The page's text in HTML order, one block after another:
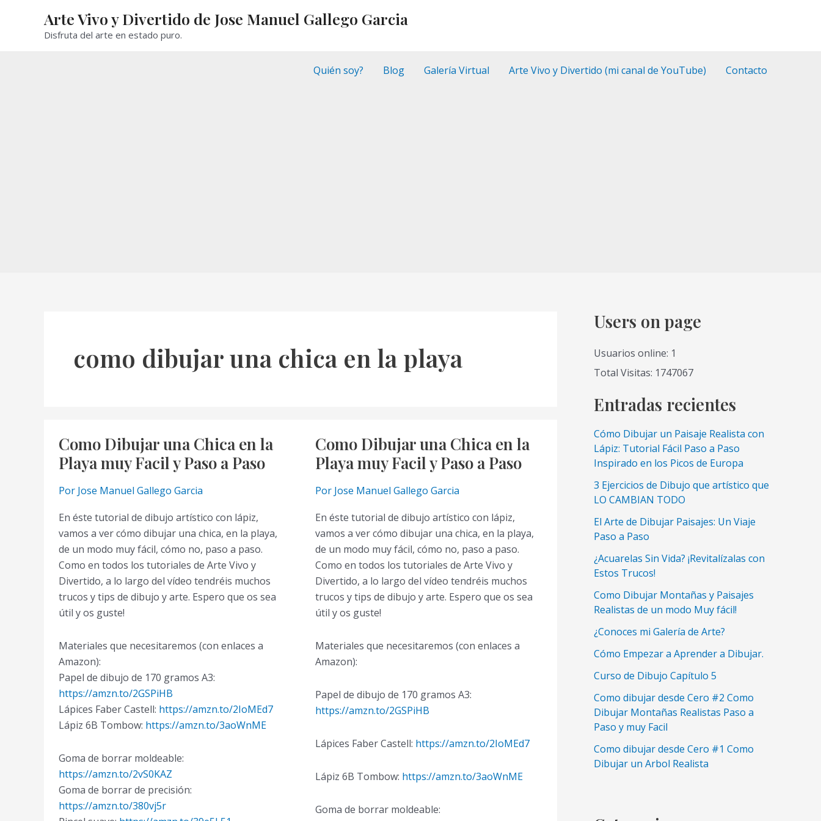
contenido
Arte Vivo y Divertido de Jose Manuel Gallego Garcia
Disfruta del arte en estado puro.
Quién soy? Blog Galería Virtual Arte Vivo y Divertido (mi canal de YouTube) Contacto
como dibujar una chica en la playa
Como Dibujar una Chica en la
Playa muy Facil y Paso a Paso
Por Jose Manuel Gallego Garcia
En éste tutorial de dibujo artístico con lápiz,
vamos a ver cómo dibujar una chica, en la playa,
de un modo muy fácil, cómo no, paso a paso.
Como en todos los tutoriales de Arte Vivo y
Divertido, a lo largo del vídeo tendréis muchos
trucos y tips de dibujo y arte. Espero que os sea
útil y os guste!
Materiales que necesitaremos (con enlaces a
Amazon):
Papel de dibujo de 170 gramos A3:
https://amzn.to/2GSPiHB
Lápices Faber Castell: https://amzn.to/2IoMEd7
Lápiz 6B Tombow: https://amzn.to/3aoWnME
Goma de borrar moldeable:
https://amzn.to/2vS0KAZ
Goma de borrar de precisión:
https://amzn.to/380vj5r
Como Dibujar una Chica en la
Playa muy Facil y Paso a Paso
Por Jose Manuel Gallego Garcia
En éste tutorial de dibujo artístico con lápiz,
vamos a ver cómo dibujar una chica, en la playa,
de un modo muy fácil, cómo no, paso a paso.
Como en todos los tutoriales de Arte Vivo y
Divertido, a lo largo del vídeo tendréis muchos
trucos y tips de dibujo y arte. Espero que os sea
útil y os guste!
Materiales que necesitaremos (con enlaces a
Amazon):
Papel de dibujo de 170 gramos A3:
https://amzn.to/2GSPiHB
Lápices Faber Castell: https://amzn.to/2IoMEd7
Lápiz 6B Tombow: https://amzn.to/3aoWnME
Goma de borrar moldeable:
Users on page
Usuarios online: 1
Total Visitas: 1747067
Entradas recientes
Cómo Dibujar un Paisaje Realista con
Lápiz: Tutorial Fácil Paso a Paso
Inspirado en los Picos de Europa
3 Ejercicios de Dibujo que artístico que
LO CAMBIAN TODO
El Arte de Dibujar Paisajes: Un Viaje
Paso a Paso
¿Acuarelas Sin Vida? ¡Revitalízalas con
Estos Trucos!
Como Dibujar Montañas y Paisajes
Realistas de un modo Muy fácil!
¿Conoces mi Galería de Arte?
Cómo Empezar a Aprender a Dibujar.
Curso de Dibujo Capítulo 5
Como dibujar desde Cero #2 Como
Dibujar Montañas Realistas Paso a
Paso y muy Facil
Como dibujar desde Cero #1 Como
Dibujar un Arbol Realista